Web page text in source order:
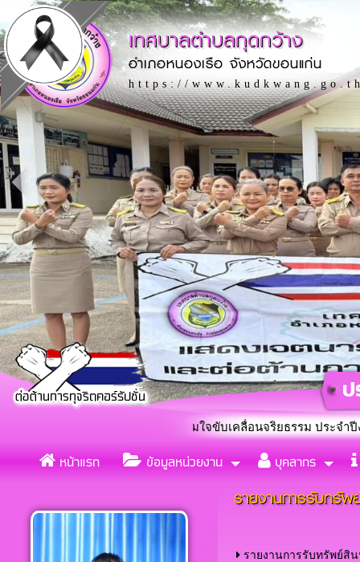
เทศบาลตำบลกุดกว้าง
อำเภอหนองเรือ จังหวัดขอนแก่น
https://
« แต่งตั้งคณะทำงานขับเคลื่อน
บาลตำบลกุดกว้าง ร่วมใจขับเคลื่อนจริยธรรม ประจำปีงบประมาณ
หน้าแรก ข้อมูลหน่วยงาน บุคลากร
รายงานการรับทรัพ
รายงานการรับทรัพย์สิ